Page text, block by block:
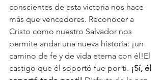
conscientes de esta victoria nos hace
más que vencedores. Reconocer a
Cristo como nuestro Salvador nos
permite andar una nueva historia: ¡un
camino de fe y de vida eterna con él!El
castigo que él soportó fue por ti. ¡Sí, él